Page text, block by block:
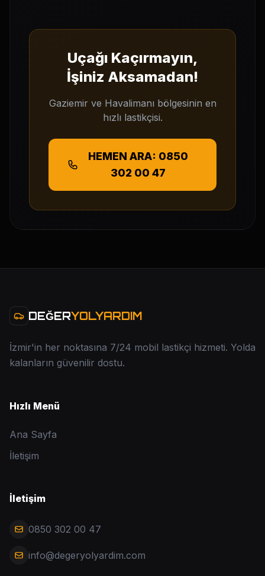
Uçağı Kaçırmayın,
İşiniz Aksamadan!
Gaziemir ve Havalimanı bölgesinin en
hızlı lastikçisi.
HEMEN ARA: 0850
302 00 47
DEĞERYOLYARDIM
İzmir'in her noktasına 7/24 mobil lastikçi hizmeti. Yolda
kalanların güvenilir dostu.
Hızlı Menü
Ana Sayfa
İletişim
İletişim
0850 302 00 47
info@degeryolyardim.com